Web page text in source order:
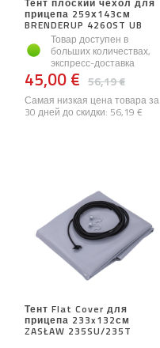
прицепа 259х143см
BRENDERUP 4260ST UB
Товар доступен в
больших количествах,
экспресс-доставка
56,19 €
45,00 €
Самая низкая цена товара за
30 дней до скидки: 56,19 €
Тент Flat Cover для
прицепа 233x132см
ZASŁAW 235SU/235T